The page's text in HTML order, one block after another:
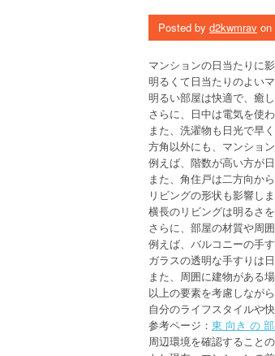
Posted by d2kwmrav on
マンションの日当たりに
明るくて日当たりのよい
明るい部屋は快適で、癒
さらに、日中は電気を使
また、洗濯物も日光で早
方角以外にも、マンショ
例えば、階数が高い方が
また、角住戸は二方向か
リビングの形状も影響しま
横長のリビングは明るさ
さらに、部屋の材質や周
例えば、バルコニーの手
ガラスの透明な手すりは
また、周囲に建物がある
以上の要素を考慮しなが
自分のライフスタイルや
参考ページ： 東 向き の
周辺環境を確認すること